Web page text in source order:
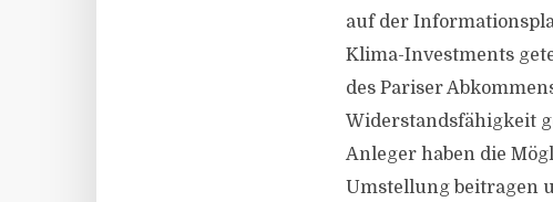
auf der
Klima-Investments
des Pariser
Widerstandsfähigkeit
Anleger haben die
Umstellung beitragen